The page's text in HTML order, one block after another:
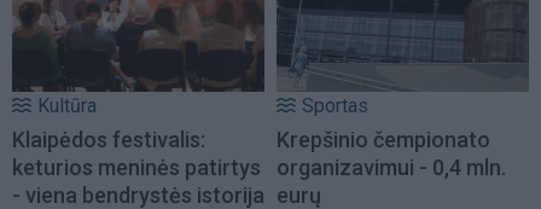
Kultūra
Klaipėdos festivalis:
keturios meninės patirtys
- viena bendrystės istorija
Sportas
Krepšinio čempionato
organizavimui - 0,4 mln.
eurų